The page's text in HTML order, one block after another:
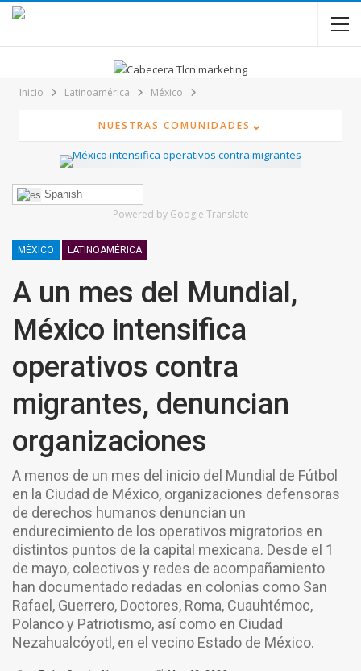
contenido
Inicio Latinoamérica México
NUESTRAS COMUNIDADES ⌄
Spanish
Powered by Google Translate
MÉXICO LATINOAMÉRICA
A un mes del Mundial,
México intensifica
operativos contra
migrantes, denuncian
organizaciones
A menos de un mes del inicio del Mundial de Fútbol
en la Ciudad de México, organizaciones defensoras
de derechos humanos denuncian un
endurecimiento de los operativos migratorios en
distintos puntos de la capital mexicana. Desde el 1
de mayo, colectivos y redes de acompañamiento
han documentado redadas en colonias como San
Rafael, Guerrero, Doctores, Roma, Cuauhtémoc,
Polanco y Patriotismo, así como en Ciudad
Nezahualcóyotl, en el vecino Estado de México.